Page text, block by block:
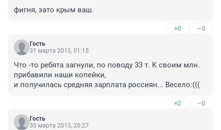
фигня, зато крым ваш.
+0 –0
Гость
31 марта 2015, 01:15
Что -то ребята загнули, по поводу 33 т. К своим млн.
прибавили наши копейки,
и получилась средняя зарплата россиян... Весело:(((
+2 –0
Гость
30 марта 2015, 20:27